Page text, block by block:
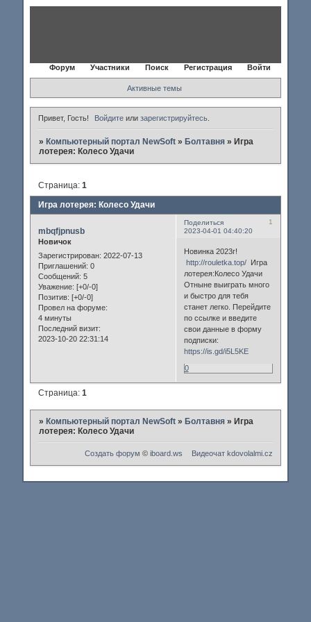
Форум Участники Поиск Регистрация Войти
Активные темы
Привет, Гость! Войдите илизарегистрируйтесь
» Компьютерный портал NewSoft » Болтавня » Игра
лотерея: Колесо Удачи
Игра лотерея: Колесо Удачи
Страница: 1
Поделиться
1
2023-04-01 04:40:20
mbqfjpnusb
Новичок
Зарегистрирован: 2022-07-13
Приглашений: 0
Сообщений: 5
Уважение: [+0/-0]
Позитив: [+0/-0]
Провел на форуме:
4 минуты
Последний визит:
2023-10-20 22:31:14
Новинка 2023г!
http://rouletka.top/Игра
лотерея:Колесо Удачи
Отныне выиграть много
и быстро для тебя
станет легко. Перейдите
по ссылке и введите
свои данные в форму
подписки:
https://is.gd/i5L5KE
0
Страница: 1
» Компьютерный портал NewSoft » Болтавня » Игра
лотерея: Колесо Удачи
Создать форум ©iboard.ws Видеочат kdovolalmi.cz